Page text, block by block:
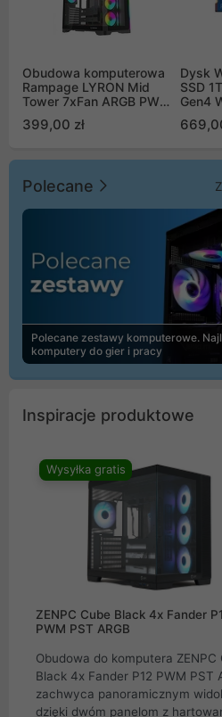
Obudowa komputerowa
Rampage LYRON Mid
Tower 7xFan ARGB PWM
399,00 zł
Dysk
SSD
Gen4
Polecane
Polecane zestawy komputerowe.
komputery do gier i pracy
Inspiracje produktowe
Wysyłka gratis
ZENPC Cube Black 4x Fander
PWM PST ARGB
Obudowa do komputera ZENPC
Black 4x Fander P12 PWM PST
zachwyca panoramicznym
dzięki dwóm panelom z